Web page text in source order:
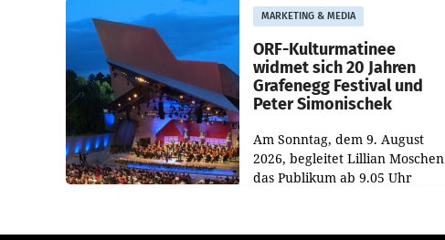
Getränkehersteller Vöslauer zu
deutlichen Absatzzuwächsen
geführt. Während
MARKETING & MEDIA
ORF-Kulturmatinee
widmet sich 20 Jahren
Grafenegg Festival und
Peter Simonischek
Am Sonntag, dem 9. August
2026, begleitet Lillian Moschen
das Publikum ab 9.05 Uhr
startet mit der Dokumentation